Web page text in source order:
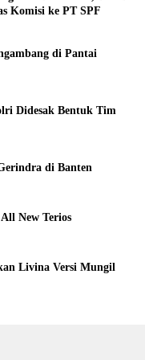
Komisi ke PT SPF
di Pantai
Didesak Bentuk Tim
di Banten
New Terios
Livina Versi Mungil